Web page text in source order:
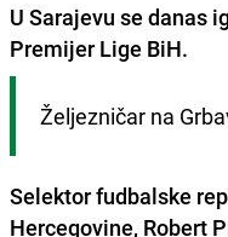
U Sarajevu se danas
Premijer Lige BiH.
Željezničar na
Selektor fudbalske
Hercegovine, Robert